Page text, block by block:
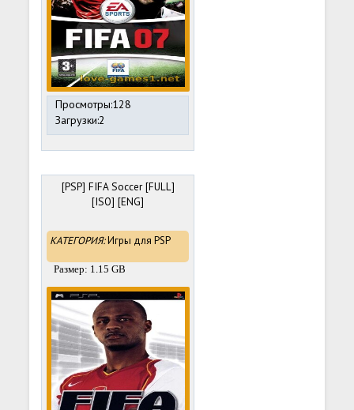
Просмотры:128
Загрузки:2
[PSP] FIFA Soccer [FULL]
[ISO] [ENG]
КАТЕГОРИЯ:Игры для PSP
Размер: 1.15 GB